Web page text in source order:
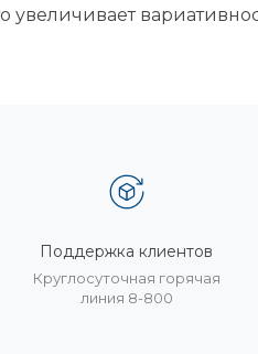
увеличивает
Поддержка клиентов
Круглосуточная горячая
линия 8-800